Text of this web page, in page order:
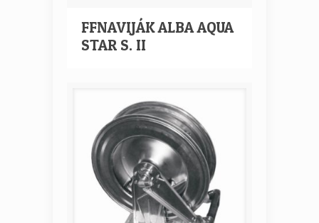
FFNAVIJÁK ALBA AQUA
STAR S. II